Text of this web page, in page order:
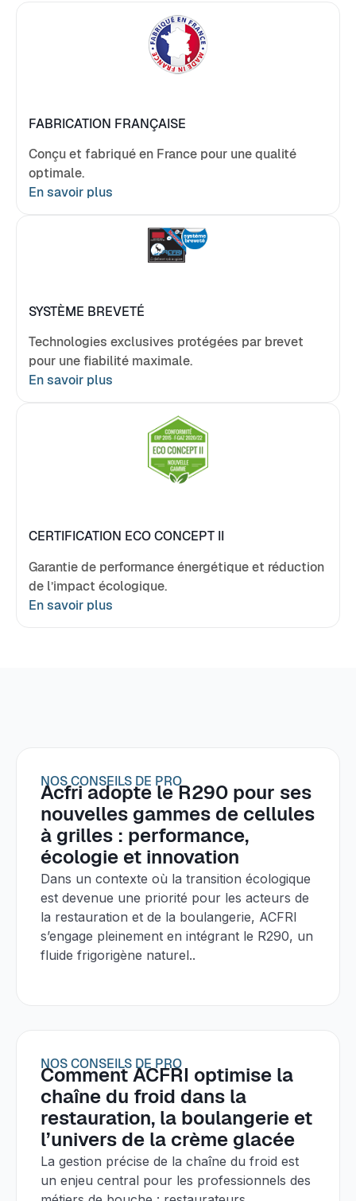
FABRICATION FRANÇAISE
Conçu et fabriqué en France pour une qualité
optimale.
En savoir plus
SYSTÈME BREVETÉ
Technologies exclusives protégées par brevet
pour une fiabilité maximale.
En savoir plus
CERTIFICATION ECO CONCEPT II
Garantie de performance énergétique et réduction
de l’impact écologique.
En savoir plus
NOS CONSEILS DE PRO
Acfri adopte le R290 pour ses
nouvelles gammes de cellules
à grilles : performance,
écologie et innovation
Dans un contexte où la transition écologique
est devenue une priorité pour les acteurs de
la restauration et de la boulangerie, ACFRI
s’engage pleinement en intégrant le R290, un
fluide frigorigène naturel..
NOS CONSEILS DE PRO
Comment ACFRI optimise la
chaîne du froid dans la
restauration, la boulangerie et
l’univers de la crème glacée
La gestion précise de la chaîne du froid est
un enjeu central pour les professionnels des